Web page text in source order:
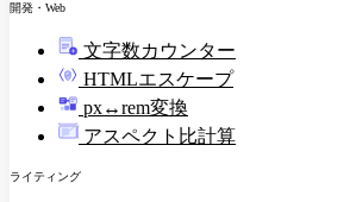
開発・Web
文字数カウンター
HTMLエスケープ
px↔rem変換
アスペクト比計算
ライティング